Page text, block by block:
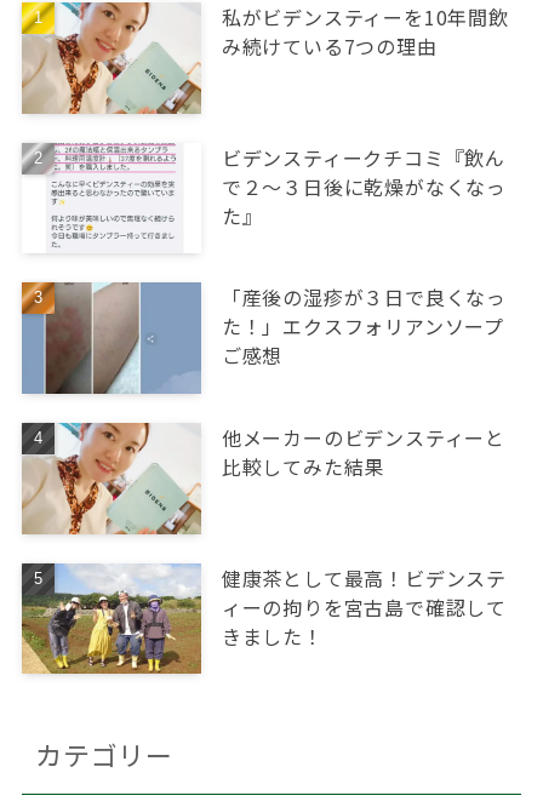
私がビデンスティーを10年間飲
み続けている7つの理由
ビデンスティークチコミ『飲ん
で２～３日後に乾燥がなくなっ
た』
「産後の湿疹が３日で良くなっ
た！」エクスフォリアンソープ
ご感想
他メーカーのビデンスティーと
比較してみた結果
健康茶として最高！ビデンステ
ィーの拘りを宮古島で確認して
きました！
カテゴリー